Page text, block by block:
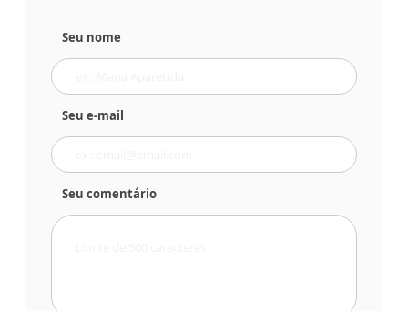
Seu nome
Seu e-mail
Seu comentário